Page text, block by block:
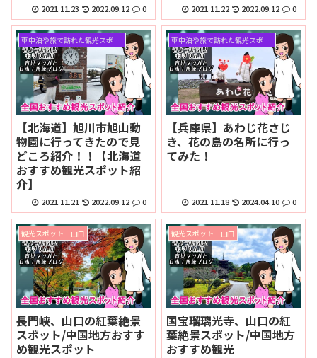
2021.11.23 2022.09.12 0 2021.11.22 2022.09.12 0
車中泊や旅で訪れた観光スポット
【北海道】旭川市旭山動
物園に行ってきたので見
どころ紹介！！【北海道
おすすめ観光スポット紹
介】
2021.11.21 2022.09.12 0
車中泊や旅で訪れた観光スポット
【兵庫県】あわじ花さじ
き、花の島の名所に行っ
てみた！
2021.11.18 2024.04.10 0
観光スポット 山口
長門峡、山口の紅葉絶景
スポット/中国地方おすす
め観光スポット
観光スポット 山口
国宝瑠璃光寺、山口の紅
葉絶景スポット/中国地方
おすすめ観光